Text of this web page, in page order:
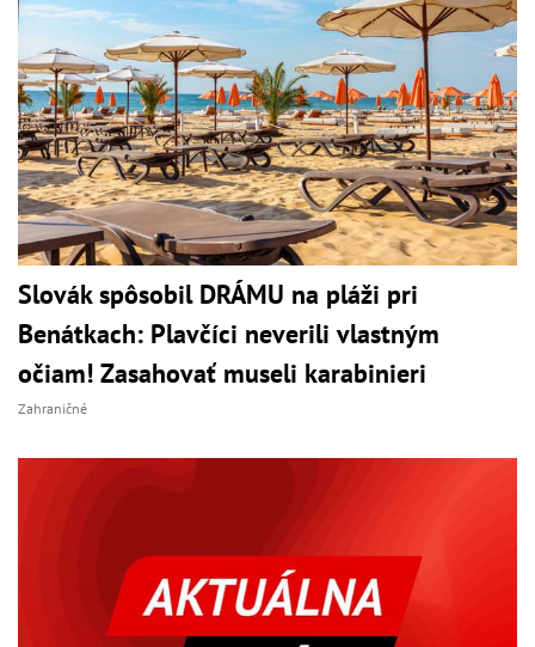
Slovák spôsobil DRÁMU na pláži pri
Benátkach: Plavčíci neverili vlastným
očiam! Zasahovať museli karabinieri
Zahraničné